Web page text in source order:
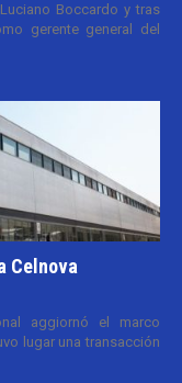
Boccardo y tras
gerente general del
Celnova
aggiornó el marco
lugar una transacción